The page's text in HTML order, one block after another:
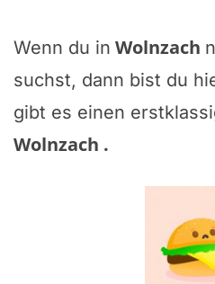
Wenn du in Wolnzach
suchst, dann bist du
gibt es einen
Wolnzach .